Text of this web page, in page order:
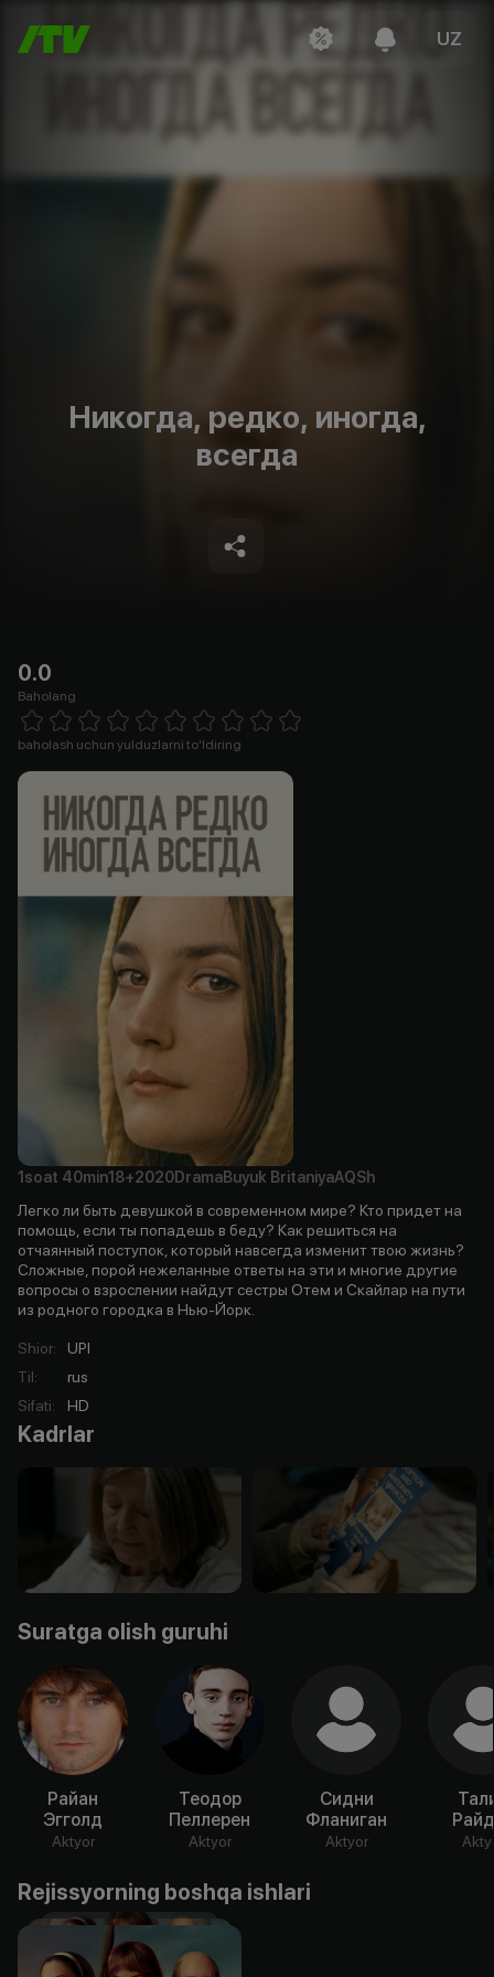
UZ
Никогда, редко, иногда,
всегда
0.0
Baholang
1 Star 2 Stars 3 Stars 4 Stars5 Stars 6 Stars7 Stars8 Stars
baholash uchun yulduzlarni to'ldiring
1soat 40min18+2020DramaBuyuk BritaniyaAQSh
Легко ли быть девушкой в современном мире? Кто придет на
помощь, если ты попадешь в беду? Как решиться на
отчаянный поступок, который навсегда изменит твою жизнь?
Сложные, порой нежеланные ответы на эти и многие другие
вопросы о взрослении найдут сестры Отем и Скайлар на пути
из родного городка в Нью-Йорк.
Shior:
UPI
Til:
rus
Sifati: HD
Kadrlar
Suratga olish guruhi
Райан
Эгголд
Aktyor
Теодор
Пеллерен
Aktyor
Сидни
Фланиган
Aktyor
Rejissyorning boshqa ishlari